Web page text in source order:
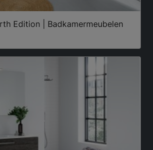
Edition | Badkamermeubelen